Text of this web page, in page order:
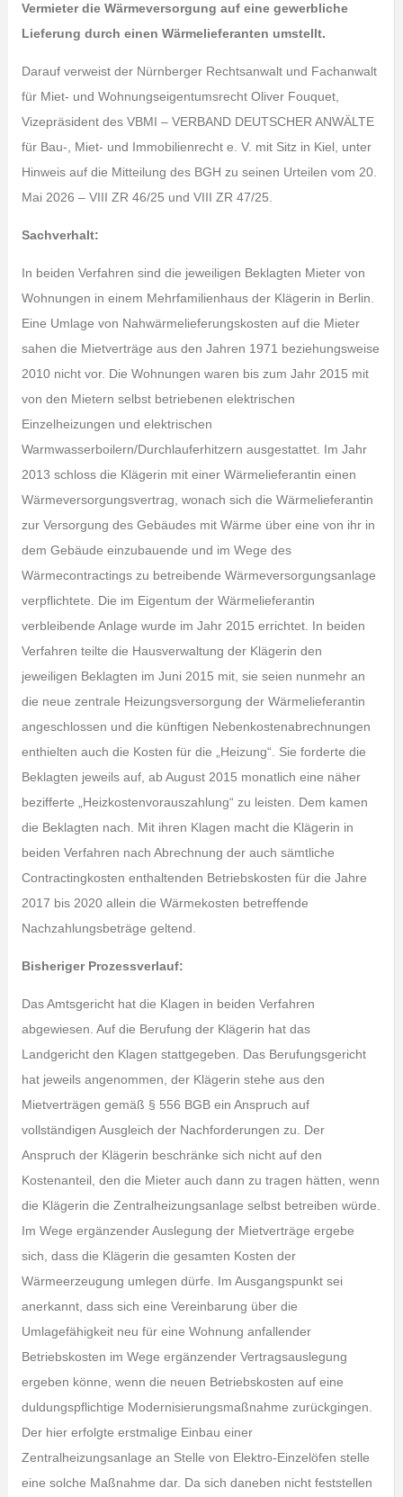
Vermieter die Wärmeversorgung auf eine gewerbliche
Lieferung durch einen Wärmelieferanten umstellt.
Darauf verweist der Nürnberger Rechtsanwalt und Fachanwalt
für Miet- und Wohnungseigentumsrecht Oliver Fouquet,
Vizepräsident des VBMI – VERBAND DEUTSCHER ANWÄLTE
für Bau-, Miet- und Immobilienrecht e. V. mit Sitz in Kiel, unter
Hinweis auf die Mitteilung des BGH zu seinen Urteilen vom 20.
Mai 2026 – VIII ZR 46/25 und VIII ZR 47/25.
Sachverhalt:
In beiden Verfahren sind die jeweiligen Beklagten Mieter von
Wohnungen in einem Mehrfamilienhaus der Klägerin in Berlin.
Eine Umlage von Nahwärmelieferungskosten auf die Mieter
sahen die Mietverträge aus den Jahren 1971 beziehungsweise
2010 nicht vor. Die Wohnungen waren bis zum Jahr 2015 mit
von den Mietern selbst betriebenen elektrischen
Einzelheizungen und elektrischen
Warmwasserboilern/Durchlauferhitzern ausgestattet. Im Jahr
2013 schloss die Klägerin mit einer Wärmelieferantin einen
Wärmeversorgungsvertrag, wonach sich die Wärmelieferantin
zur Versorgung des Gebäudes mit Wärme über eine von ihr in
dem Gebäude einzubauende und im Wege des
Wärmecontractings zu betreibende Wärmeversorgungsanlage
verpflichtete. Die im Eigentum der Wärmelieferantin
verbleibende Anlage wurde im Jahr 2015 errichtet. In beiden
Verfahren teilte die Hausverwaltung der Klägerin den
jeweiligen Beklagten im Juni 2015 mit, sie seien nunmehr an
die neue zentrale Heizungsversorgung der Wärmelieferantin
angeschlossen und die künftigen Nebenkostenabrechnungen
enthielten auch die Kosten für die „Heizung“. Sie forderte die
Beklagten jeweils auf, ab August 2015 monatlich eine näher
bezifferte „Heizkostenvorauszahlung“ zu leisten. Dem kamen
die Beklagten nach. Mit ihren Klagen macht die Klägerin in
beiden Verfahren nach Abrechnung der auch sämtliche
Contractingkosten enthaltenden Betriebskosten für die Jahre
2017 bis 2020 allein die Wärmekosten betreffende
Nachzahlungsbeträge geltend.
Bisheriger Prozessverlauf:
Das Amtsgericht hat die Klagen in beiden Verfahren
abgewiesen. Auf die Berufung der Klägerin hat das
Landgericht den Klagen stattgegeben. Das Berufungsgericht
hat jeweils angenommen, der Klägerin stehe aus den
Mietverträgen gemäß § 556 BGB ein Anspruch auf
vollständigen Ausgleich der Nachforderungen zu. Der
Anspruch der Klägerin beschränke sich nicht auf den
Kostenanteil, den die Mieter auch dann zu tragen hätten, wenn
die Klägerin die Zentralheizungsanlage selbst betreiben würde.
Im Wege ergänzender Auslegung der Mietverträge ergebe
sich, dass die Klägerin die gesamten Kosten der
Wärmeerzeugung umlegen dürfe. Im Ausgangspunkt sei
anerkannt, dass sich eine Vereinbarung über die
Umlagefähigkeit neu für eine Wohnung anfallender
Betriebskosten im Wege ergänzender Vertragsauslegung
ergeben könne, wenn die neuen Betriebskosten auf eine
duldungspflichtige Modernisierungsmaßnahme zurückgingen.
Der hier erfolgte erstmalige Einbau einer
Zentralheizungsanlage an Stelle von Elektro-Einzelöfen stelle
eine solche Maßnahme dar. Da sich daneben nicht feststellen